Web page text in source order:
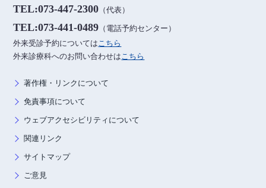
TEL:073-447-2300 （代表）
TEL:073-441-0489 （電話予約センター）
外来受診予約についてはこちら
外来診療科へのお問い合わせはこちら
著作権・リンクについて
免責事項について
ウェブアクセシビリティについて
関連リンク
サイトマップ
ご意見